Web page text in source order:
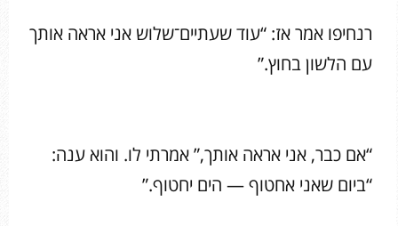
רנחיפו אמר אז: “עוד שעתיים־שלוש אני אראה אותך
עם הלשון בחוץ.”
“אם כבר, אני אראה אותך,” אמרתי לו. והוא ענה:
“ביום שאני אחטוף — הים יחטוף.”